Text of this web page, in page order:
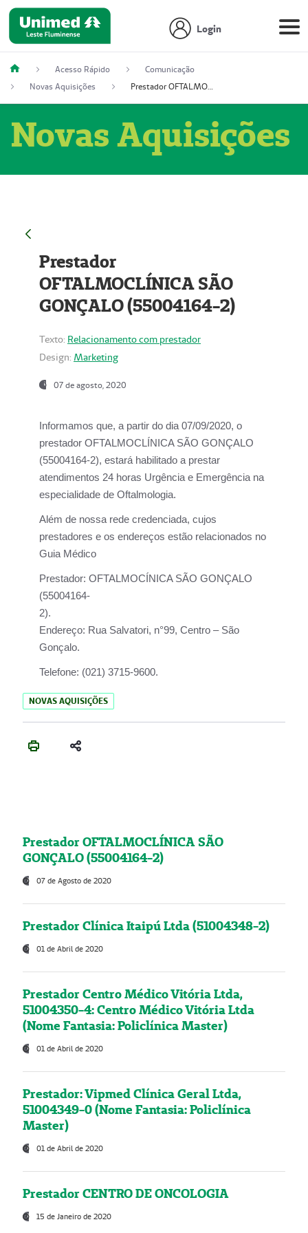
Login
Acesso Rápido
Comunicação
Novas Aquisições
Prestador OFTALMOCLÍNICA SÃO GONÇALO (55004164-2)
Novas Aquisições
Prestador
OFTALMOCLÍNICA SÃO
GONÇALO (55004164-2)
Texto: Relacionamento com prestador
Design: Marketing
07 de agosto, 2020
Informamos que, a partir do dia07/09/2020, o
prestador OFTALMOCLÍNICA SÃO GONÇALO
(55004164-2), estará habilitado a prestar
atendimentos 24 horas Urgência e Emergência na
especialidade de Oftalmologia.
Além de nossa rede credenciada, cujos
prestadores e os endereços estão relacionados no
Guia Médico
Prestador: OFTALMOCÍNICA SÃO GONÇALO
(55004164-
2).
Endereço: Rua Salvatori, n°99, Centro – São
Gonçalo.
Telefone: (021) 3715-9600.
NOVAS AQUISIÇÕES
Prestador OFTALMOCLÍNICA SÃO
GONÇALO (55004164-2)
07 de Agosto de 2020
Prestador Clínica Itaipú Ltda (51004348-2)
01 de Abril de 2020
Prestador Centro Médico Vitória Ltda,
51004350-4: Centro Médico Vitória Ltda
(Nome Fantasia: Policlínica Master)
01 de Abril de 2020
Prestador: Vipmed Clínica Geral Ltda,
51004349-0 (Nome Fantasia: Policlínica
Master)
01 de Abril de 2020
Prestador CENTRO DE ONCOLOGIA
15 de Janeiro de 2020